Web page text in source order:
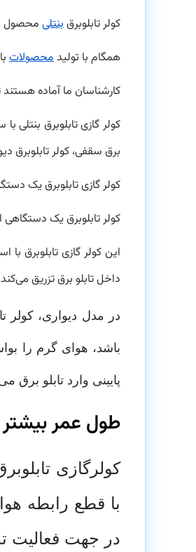
کولر تابلوبرقبنتلیمحصول
همگام با تولیدمحصولات
کارشناسان ما آماده هستند
کولر گازی تابلوبرق بنتلی
برق سقفی، کولر تابلوبرق
کولر گازی تابلوبرق یک
کولر تابلوبرق یک
این کولر گازی تابلوبرق
داخل تابلو برق تزریق
در مدل دیواری، کولر
باشد، هوای گرم را
پایینی وارد تابلو برق
طول عمر بیشتر
کولرگازی
با قطع رابطه
در جهت فعالیت